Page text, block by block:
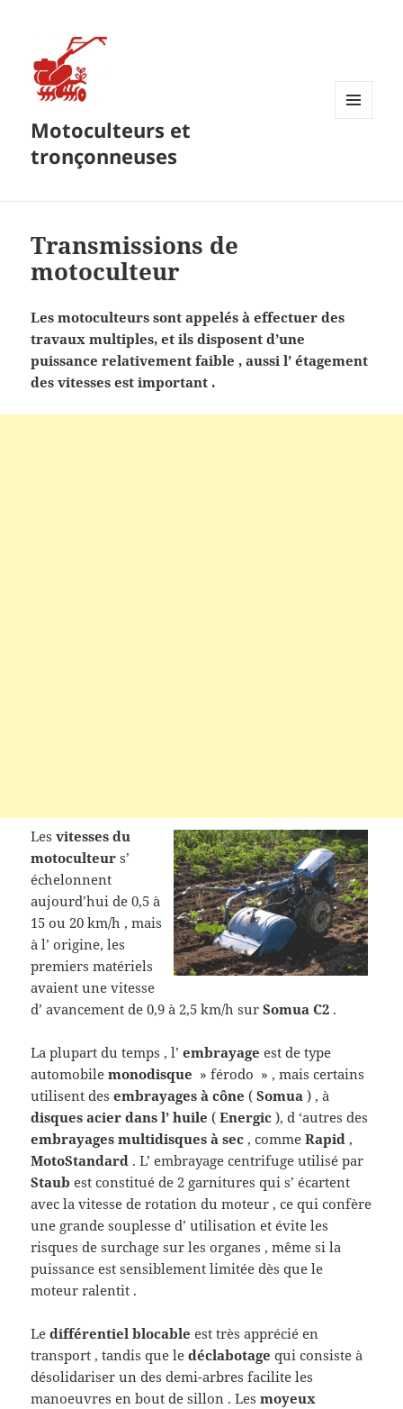
Motoculteurs et
tronçonneuses
Transmissions de
motoculteur
Les motoculteurs sont appelés à effectuer des
travaux multiples, et ils disposent d’une
puissance relativement faible , aussi l’ étagement
des vitesses est important .
Lesvitesses du
motoculteur s’
échelonnent
aujourd’hui de 0,5 à
15 ou 20 km/h , mais
à l’ origine, les
premiers matériels
avaient une vitesse
d’ avancement de 0,9 à 2,5 km/h surSomua C2 .
La plupart du temps , l’embrayage est de type
automobilemonodisque » férodo » , mais certains
utilisent desembrayages à cône (Somua) , à
disques acier dans l’ huile (Energic ), d ‘autres des
embrayages multidisques à sec , commeRapid ,
MotoStandard . L’embrayage centrifuge utilisé par
Staubest constitué de 2 garnitures qui s’ écartent
avec la vitesse de rotation du moteur , ce qui confère
une grande souplesse d’ utilisation et évite les
risques de surchage sur les organes , même si la
puissance est sensiblement limitée dès que le
moteur ralentit .
Ledifférentiel blocable est très apprécié en
transport , tandis que ledéclabotage qui consiste à
désolidariser un des demi-arbres facilite les
manoeuvres en bout de sillon . Lesmoyeux